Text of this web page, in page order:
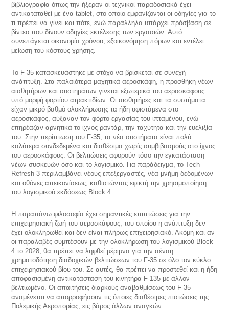
βιβλιογραφία όπως την ήξεραν οι τεχνικοί παραδοσιακά έχει
αντικαταταθεί με ένα tablet, στο οποίο εμφανίζονται οι οδηγίες για το
τι πρέπει να γίνει και πότε, ενώ παράλληλα υπάρχει πρόσβαση σε
βίντεο που δίνουν οδηγίες εκτέλεσης των εργασιών. Αυτό
συνεπάγεται οικονομία χρόνου, εξοικονόμηση πόρων και εντέλει
μείωση του κόστους χρήσης.
Το F-35 κατασκευάστηκε με στόχο να βρίσκεται σε συνεχή
ανάπτυξη. Στα παλαιότερα μαχητικά αεροσκάφη, η προσθήκη νέων
αισθητήρων και συστημάτων γίνεται εξωτερικά του αεροσκάφους
υπό μορφή φορτίου ατρακτιδίων. Οι αισθητήρες και τα συστήματα
είχαν μικρό βαθμό ολοκλήρωσης τα ήδη υφιστάμενα στο
αεροσκάφος, αύξαναν τον φόρτο εργασίας του ιπταμένου, ενώ
επηρέαζαν αρνητικά το ίχνος ραντάρ, την ταχύτητα και την ευελιξία
του. Στην περίπτωση του F-35, τα νέα συστήματα είναι πολύ
καλύτερα συνδεδεμένα και διαθέσιμα χωρίς συμβιβασμούς στο ίχνος
του αεροσκάφους. Οι βελτιώσεις αφορούν τόσο την εγκατάσταση
νέων συσκευών όσο και το λογισμικό. Για παράδειγμα, το Tech
Refresh 3 περιλαμβάνει νέους επεξεργαστές, νέα μνήμη δεδομένων
και οθόνες απεικονίσεως, καθιστώντας εφικτή την χρησιμοποίηση
του λογισμικού εκδόσεως Block 4.
Η παραπάνω φιλοσοφία έχει σημαντικές επιπτώσεις για την
επιχειρησιακή ζωή του αεροσκάφους, του οποίου η ανάπτυξη δεν
έχει ολοκληρωθεί και δεν είναι πλήρως επιχειρησιακό. Ακόμη και αν
οι παραλαβές συμπέσουν με την ολοκλήρωση του λογισμικού Block
4 το 2028, θα πρέπει να ληφθεί μέριμνα για την αέναη
χρηματοδότηση διαδοχικών βελτιώσεων του F-35 σε όλο τον κύκλο
επιχειρησιακού βίου του. Σε αυτές, θα πρέπει να προστεθεί και η ήδη
αποφασισμένη αντικατάσταση του κινητήρα F-135 με άλλον
βελτιωμένο. Οι απαιτήσεις διαρκούς αναβαθμίσεως του F-35
αναμένεται να απορροφήσουν τις όποιες διαθέσιμες πιστώσεις της
Πολεμικής Αεροπορίας, εις βάρος άλλων αναγκών.